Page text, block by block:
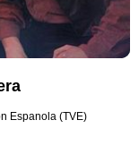
Espanola (TVE)